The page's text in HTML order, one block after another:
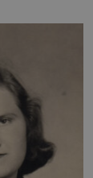
měl působit